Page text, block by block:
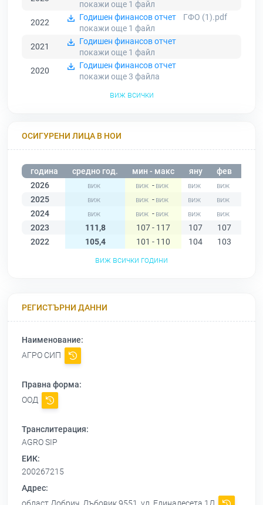
покажи още 1 файл
2022
Годишен финансов отчет
ГФО (1).pdf
покажи още 1 файл
2021
Годишен финансов отчет
покажи още 1 файл
2020
Годишен финансов отчет
покажи още 3 файла
виж всички
ОСИГУРЕНИ ЛИЦА В НОИ
година средно год. мин - макс яну фев
2026
-
2025
-
2024
-
2023
111,8 107 - 117 107 107
2022
105,4 101 - 110 104 103
виж всички години
РЕГИСТЪРНИ ДАННИ
Наименование:
АГРО СИП
Правна форма:
ООД
Транслитерация:
AGRO SIP
ЕИК:
200267215
Адрес: